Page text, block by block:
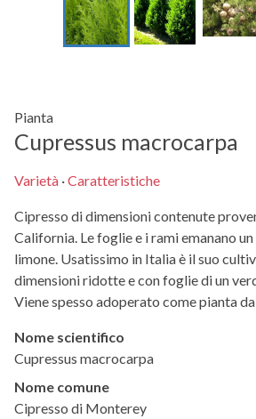
Pianta
Cupressus macrocarpa
Varietà ·Caratteristiche
Cipresso di dimensioni contenute
California. Le foglie e i rami emanano
limone. Usatissimo in Italia è il suo
dimensioni ridotte e con foglie di un
Viene spesso adoperato come pianta da
Nome scientifico
Cupressus macrocarpa
Nome comune
Cipresso di Monterey